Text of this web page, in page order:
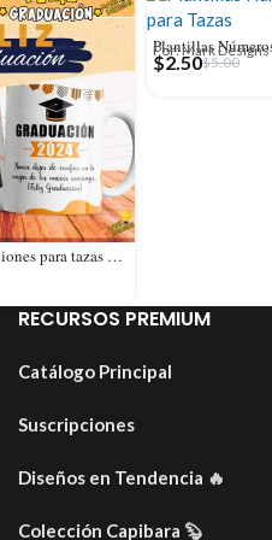
Plantillas Graduaciones para tazas – Año editables
Por: Mark Designs
$5.00
$2.50
RECURSOS PREMIUM
Catálogo Principal
Suscripciones
Diseños en Tendencia 🔥
Colección Capibara 🦫